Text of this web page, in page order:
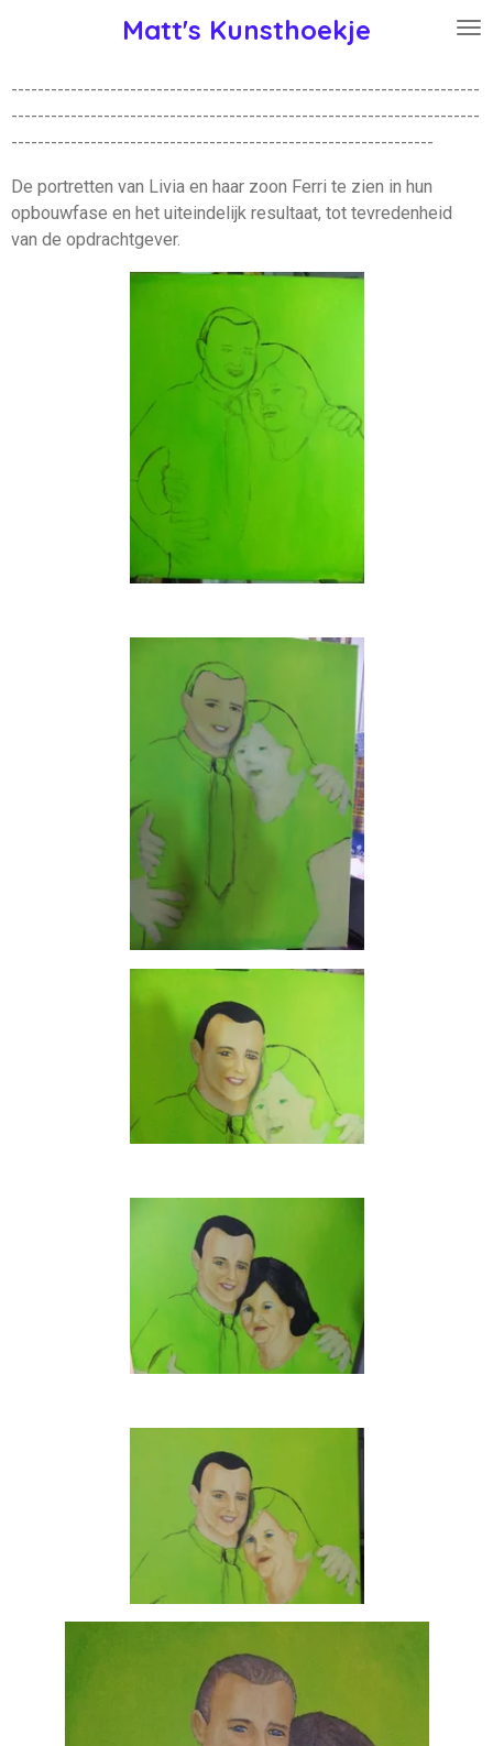
Matt's Kunsthoekje
-----------------------------------------------------------------------
-----------------------------------------------------------------------
----------------------------------------------------------------
De portretten van Livia en haar zoon Ferri te zien in hun
opbouwfase en het uiteindelijk resultaat, tot tevredenheid
van de opdrachtgever.